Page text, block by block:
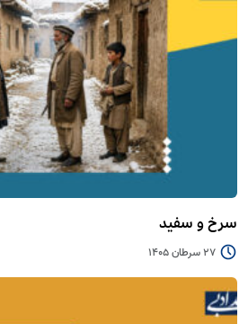
سرخ و سفید
27 سرطان 1405